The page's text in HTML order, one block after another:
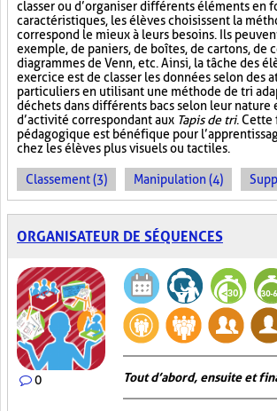
classer ou d’organiser différents éléments en
caractéristiques, les élèves choisissent la
correspond le mieux à leurs besoins. Ils
exemple, de paniers, de boîtes, de cartons, de
diagrammes de Venn, etc. Ainsi, la tâche des
exercice est de classer les données selon des
particuliers en utilisant une méthode de tri
déchets dans différents bacs selon leur nature
d’activité correspondant aux Tapis de tri. Cette
pédagogique est bénéfique pour
chez les élèves plus visuels ou tactiles.
Classement (3) Manipulation (4)
ORGANISATEUR DE SÉQUENCES
0 Tout d’abord, ensuite et